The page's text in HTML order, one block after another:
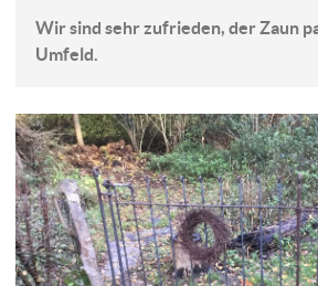
Wir sind sehr zufrieden, der Zaun
Umfeld.